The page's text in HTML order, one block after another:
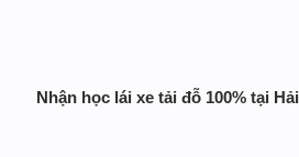
Nhận học lái xe tải đỗ 100% tại